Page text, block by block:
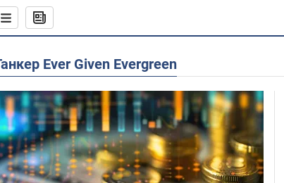
Танкер Ever Given Evergreen